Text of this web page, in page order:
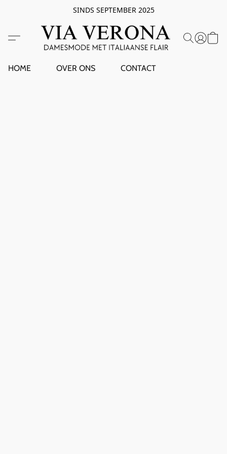
SINDS SEPTEMBER 2025
HOME OVER ONS CONTACT